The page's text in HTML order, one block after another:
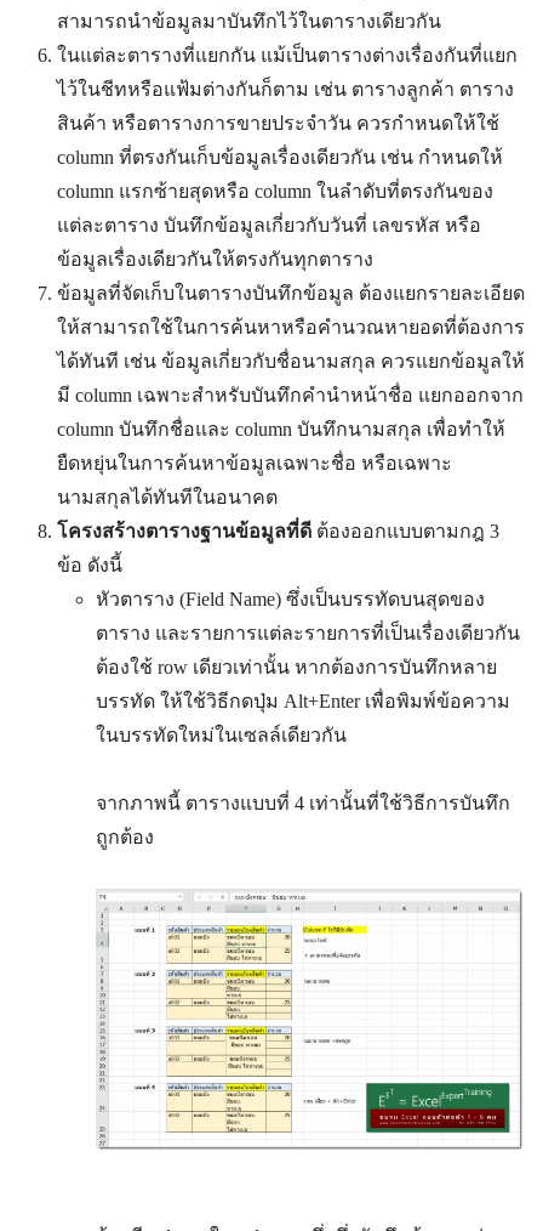
สามารถนำข้อมูลมาบันทึกไว้ในตารางเดียวกัน
ในแต่ละตารางที่แยกกัน แม้เป็นตารางต่างเรื่องกันที่แยก
ไว้ในชีทหรือแฟ้มต่างกันก็ตาม เช่น ตารางลูกค้า ตาราง
สินค้า หรือตารางการขายประจำวัน ควรกำหนดให้ใช้
column ที่ตรงกันเก็บข้อมูลเรื่องเดียวกัน เช่น กำหนดให้
column แรกซ้ายสุดหรือ column ในลำดับที่ตรงกันของ
แต่ละตาราง บันทึกข้อมูลเกี่ยวกับวันที่ เลขรหัส หรือ
ข้อมูลเรื่องเดียวกันให้ตรงกันทุกตาราง
ข้อมูลที่จัดเก็บในตารางบันทึกข้อมูล ต้องแยกรายละเอียด
ให้สามารถใช้ในการค้นหาหรือคำนวณหายอดที่ต้องการ
ได้ทันที เช่น ข้อมูลเกี่ยวกับชื่อนามสกุล ควรแยกข้อมูลให้
มี column เฉพาะสำหรับบันทึกคำนำหน้าชื่อ แยกออกจาก
column บันทึกชื่อและ column บันทึกนามสกุล เพื่อทำให้
ยืดหยุ่นในการค้นหาข้อมูลเฉพาะชื่อ หรือเฉพาะ
นามสกุลได้ทันทีในอนาคต
โครงสร้างตารางฐานข้อมูลที่ดี ต้องออกแบบตามกฎ 3
ข้อ ดังนี้
หัวตาราง (Field Name) ซึ่งเป็นบรรทัดบนสุดของ
ตาราง และรายการแต่ละรายการที่เป็นเรื่องเดียวกัน
ต้องใช้ row เดียวเท่านั้น หากต้องการบันทึกหลาย
บรรทัด ให้ใช้วิธีกดปุ่ม Alt+Enter เพื่อพิมพ์ข้อความ
ในบรรทัดใหม่ในเซลล์เดียวกัน
จากภาพนี้ ตารางแบบที่ 4 เท่านั้นที่ใช้วิธีการบันทึก
ถูกต้อง